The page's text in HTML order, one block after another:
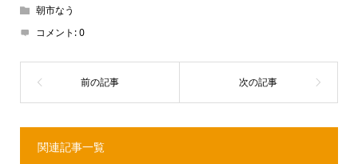
朝市なう
コメント:0
関連記事一覧